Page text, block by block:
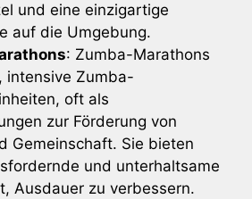
und eine einzigartige
auf die Umgebung.
: Zumba-Marathons
intensive Zumba-
oft als
zur Förderung von
Gemeinschaft. Sie bieten
und unterhaltsame
Ausdauer zu verbessern.